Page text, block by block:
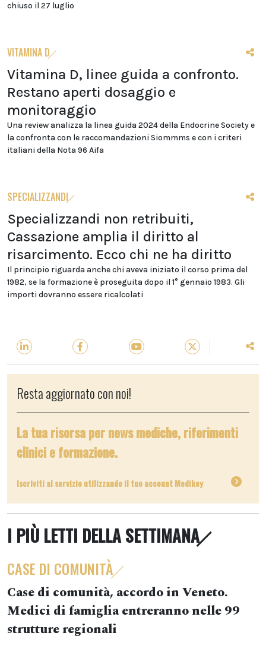
chiuso il 27 luglio
VITAMINA D
Vitamina D, linee guida a confronto.
Restano aperti dosaggio e
monitoraggio
Una review analizza la linea guida 2024 della Endocrine Society e
la confronta con le raccomandazioni Siommms e con i criteri
italiani della Nota 96 Aifa
SPECIALIZZANDI
Specializzandi non retribuiti,
Cassazione amplia il diritto al
risarcimento. Ecco chi ne ha diritto
Il principio riguarda anche chi aveva iniziato il corso prima del
1982, se la formazione è proseguita dopo il 1° gennaio 1983. Gli
importi dovranno essere ricalcolati
Resta aggiornato con noi!
La tua risorsa per news mediche, riferimenti
clinici e formazione.
Iscriviti al servizio utilizzando il tuo account Medikey
I PIÙ LETTI DELLA SETTIMANA
CASE DI COMUNITÀ
Case di comunità, accordo in Veneto.
Medici di famiglia entreranno nelle 99
strutture regionali